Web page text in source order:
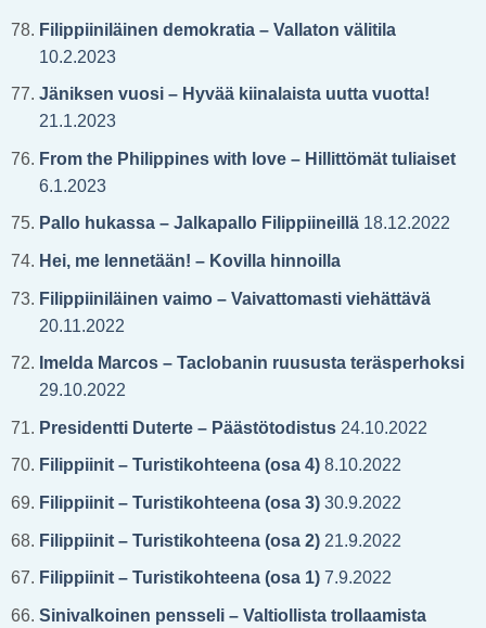
Filippiiniläinen demokratia – Vallaton välitila
10.2.2023
Jäniksen vuosi – Hyvää kiinalaista uutta vuotta!
21.1.2023
From the Philippines with love – Hillittömät tuliaiset
6.1.2023
Pallo hukassa – Jalkapallo Filippiineillä18.12.2022
Hei, me lennetään! – Kovilla hinnoilla
Filippiiniläinen vaimo – Vaivattomasti viehättävä
20.11.2022
Imelda Marcos – Taclobanin ruususta teräsperhoksi
29.10.2022
Presidentti Duterte – Päästötodistus24.10.2022
Filippiinit – Turistikohteena (osa 4)8.10.2022
Filippiinit – Turistikohteena (osa 3)30.9.2022
Filippiinit – Turistikohteena (osa 2)21.9.2022
Filippiinit – Turistikohteena (osa 1)7.9.2022
Sinivalkoinen pensseli – Valtiollista trollaamista